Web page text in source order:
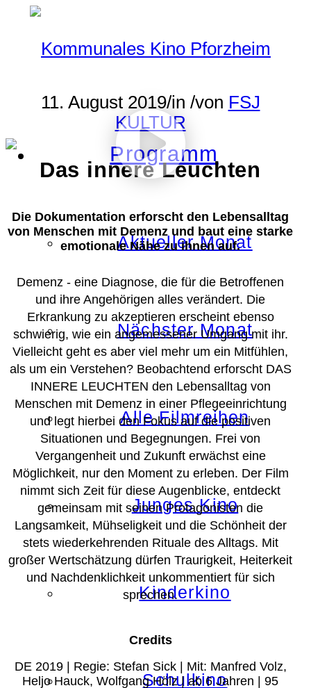
Programm
Aktueller Monat
Nächster Monat
Alle Filmreihen
Junges Kino
Kinderkino
Schulkino
11. August 2019/in /von FSJ
KULTUR
Das innere Leuchten
Die Dokumentation erforscht den Lebensalltag
von Menschen mit Demenz und baut eine starke
emotionale Nähe zu ihnen auf.
Demenz - eine Diagnose, die für die Betroffenen
und ihre Angehörigen alles verändert. Die
Erkrankung zu akzeptieren erscheint ebenso
schwierig, wie ein angemessener Umgang mit ihr.
Vielleicht geht es aber viel mehr um ein Mitfühlen,
als um ein Verstehen? Beobachtend erforscht DAS
INNERE LEUCHTEN den Lebensalltag von
Menschen mit Demenz in einer Pflegeeinrichtung
und legt hierbei den Fokus auf die positiven
Situationen und Begegnungen. Frei von
Vergangenheit und Zukunft erwächst eine
Möglichkeit, nur den Moment zu erleben. Der Film
nimmt sich Zeit für diese Augenblicke, entdeckt
gemeinsam mit seinen Protagonisten die
Langsamkeit, Mühseligkeit und die Schönheit der
stets wiederkehrenden Rituale des Alltags. Mit
großer Wertschätzung dürfen Traurigkeit, Heiterkeit
und Nachdenklichkeit unkommentiert für sich
sprechen.
Credits
DE 2019 | Regie: Stefan Sick | Mit: Manfred Volz,
Heljo Hauck, Wolfgang Hölz | ab 6 Jahren | 95